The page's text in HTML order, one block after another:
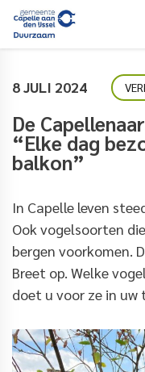
8 JULI 2024
De
“Elke dag
balkon”
In Capelle leven
Ook vogelsoorten
bergen voorkomen.
Breet op. Welke
doet u voor ze in uw